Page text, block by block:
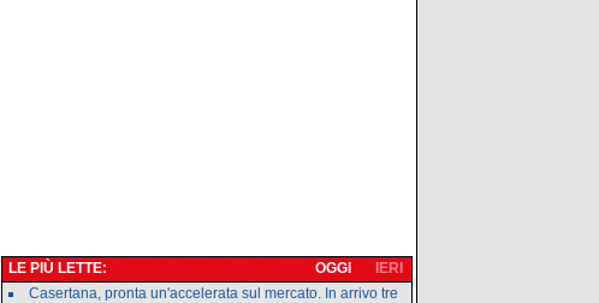
LE PIÙ LETTE: IERI
OGGI
Casertana, pronta un'accelerata sul mercato. In arrivo tre